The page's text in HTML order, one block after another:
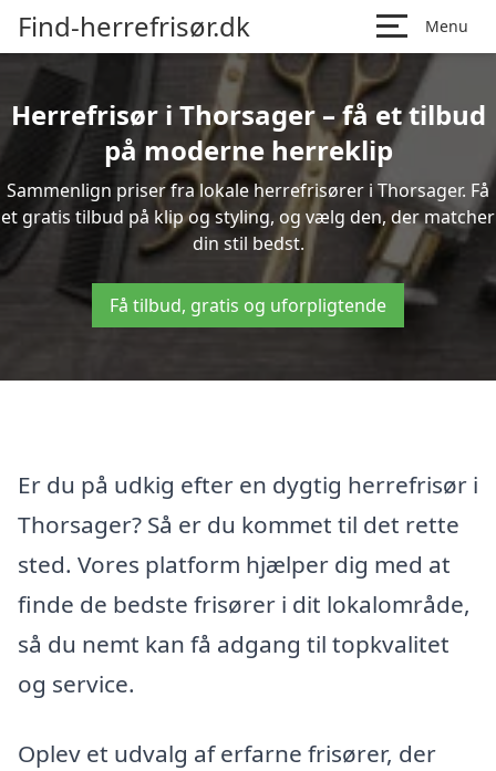
Find-herrefrisør.dk Menu
Herrefrisør i Thorsager – få et tilbud
på moderne herreklip
Sammenlign priser fra lokale herrefrisører i Thorsager. Få
et gratis tilbud på klip og styling, og vælg den, der matcher
din stil bedst.
Få tilbud, gratis og uforpligtende
Er du på udkig efter en dygtig herrefrisør i
Thorsager? Så er du kommet til det rette
sted. Vores platform hjælper dig med at
finde de bedste frisører i dit lokalområde,
så du nemt kan få adgang til topkvalitet
og service.
Oplev et udvalg af erfarne frisører, der